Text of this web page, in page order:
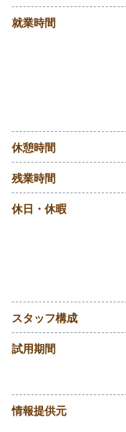
就業時間
休憩時間
残業時間
休日・休暇
スタッフ構成
試用期間
情報提供元